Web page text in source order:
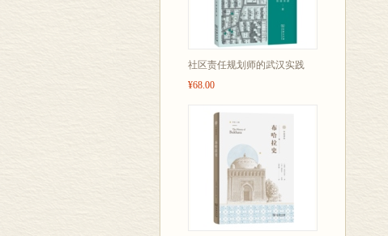
社区责任规划师的武汉实践
¥68.00